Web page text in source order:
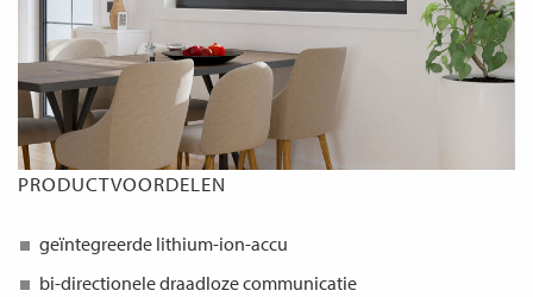
PRODUCTVOORDELEN
geïntegreerde lithium-ion-accu
bi-directionele draadloze communicatie